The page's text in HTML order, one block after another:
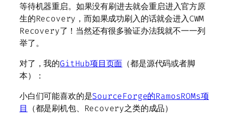
等待机器重启。如果没有刷进去就会重启进入官方原
生的Recovery，而如果成功刷入的话就会进入CWM
Recovery了！当然还有很多验证办法我就不一一列
举了。
对了，我的GitHub项目页面 （都是源代码或者脚
本）：
小白们可能喜欢的是SourceForge的RamosROMs项
目
（都是刷机包、Recovery之类的成品）